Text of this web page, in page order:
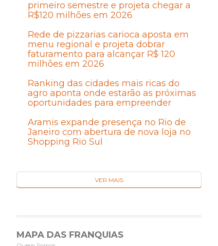
primeiro semestre e projeta chegar a
R$120 milhões em 2026
Rede de pizzarias carioca aposta em
menu regional e projeta dobrar
faturamento para alcançar R$ 120
milhões em 2026
Ranking das cidades mais ricas do
agro aponta onde estarão as próximas
oportunidades para empreender
Aramis expande presença no Rio de
Janeiro com abertura de nova loja no
Shopping Rio Sul
VER MAIS
MAPA DAS FRANQUIAS